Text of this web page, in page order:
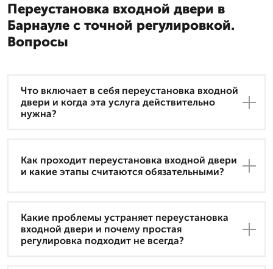
Переустановка входной двери в
Барнауле с точной регулировкой.
Вопросы
Что включает в себя переустановка входной
двери и когда эта услуга действительно
нужна?
Как проходит переустановка входной двери
и какие этапы считаются обязательными?
Какие проблемы устраняет переустановка
входной двери и почему простая
регулировка подходит не всегда?